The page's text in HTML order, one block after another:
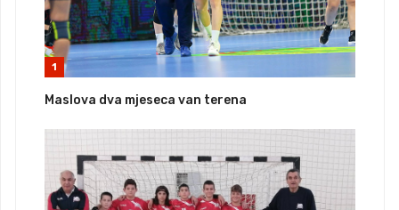
1
Maslova dva mjeseca van terena